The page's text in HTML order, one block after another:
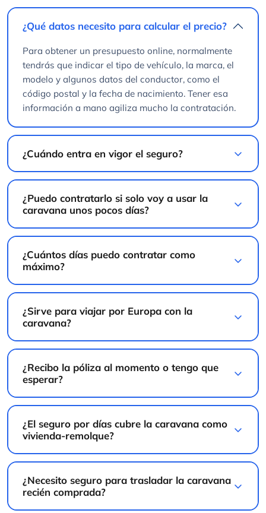
Para obtener un presupuesto online, normalmente
modelo y algunos datos del conductor, como el
código postal y la fecha de nacimiento. Tener esa
información a mano agiliza mucho la contratación.
¿Cuándo entra en vigor el seguro?
¿Puedo contratarlo si solo voy a usar la
caravana unos pocos días?
¿Cuántos días puedo contratar como
máximo?
¿Sirve para viajar por Europa con la
caravana?
¿Recibo la póliza al momento o tengo que
esperar?
¿El seguro por días cubre la caravana como
vivienda-remolque?
¿Necesito seguro para trasladar la caravana
recién comprada?